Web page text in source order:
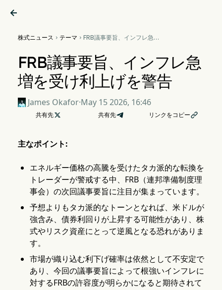

株式ニュース  テーマ  FRB議事要旨、インフレ急増
FRB議事要旨、インフレ急
増を受け利上げを警告
James Okafor·May 15 2026, 16:46
共有先 共有先 リンクをコピー
主なポイント:
エネルギー価格の高騰を受けたタカ派的な転換を
トレーダーが警戒する中、FRB（連邦準備制度理
事会）の次回議事要旨に注目が集まっています。
予想よりもタカ派的なトーンとなれば、米ドルが
強含み、債券利回りが上昇する可能性があり、株
式やリスク資産にとって逆風となる恐れがありま
す。
市場が織り込む利下げ確率は依然として不安定で
あり、今回の議事要旨によって根強いインフレに
対するFRBの許容度が明らかになると期待されて